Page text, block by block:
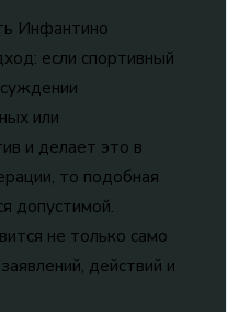
Инфантино
если спортивный
или
и делает это в
то подобная
допустимой.
не только само
действий и